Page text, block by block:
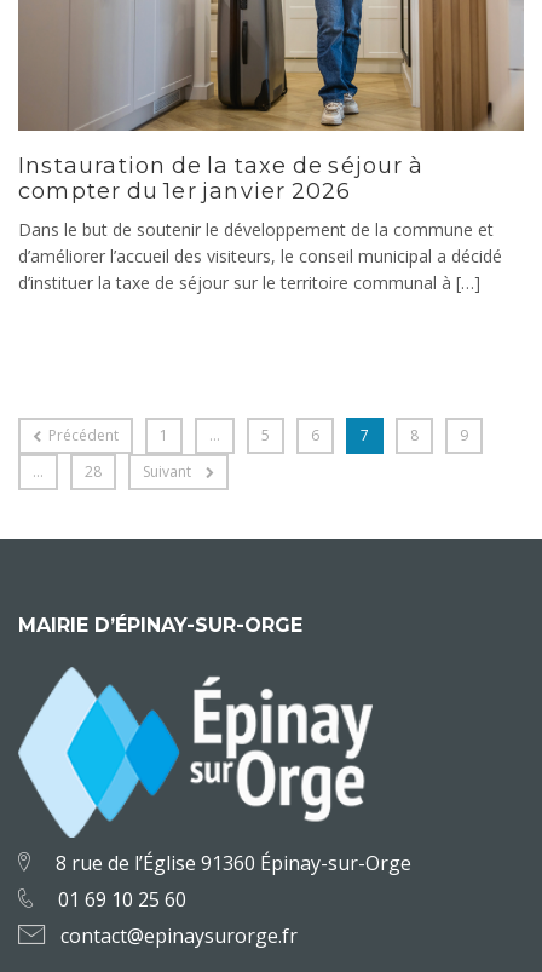
Instauration de la taxe de séjour à
compter du 1er janvier 2026
Dans le but de soutenir le développement de la commune et
d’améliorer l’accueil des visiteurs, le conseil municipal a décidé
d’instituer la taxe de séjour sur le territoire communal à […]
Précédent 1 … 5 6 7 8
9
…
28 Suivant
MAIRIE D’ÉPINAY-SUR-ORGE
8 rue de l’Église 91360 Épinay-sur-Orge
01 69 10 25 60
contact@epinaysurorge.fr